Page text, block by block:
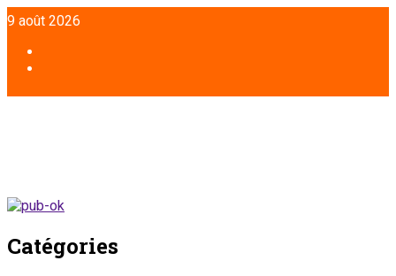
Aller
au
contenu
9 août 2026
Catégories